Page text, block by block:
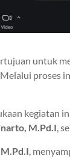
untuk
proses
kegiatan
M.Pd.I,
,